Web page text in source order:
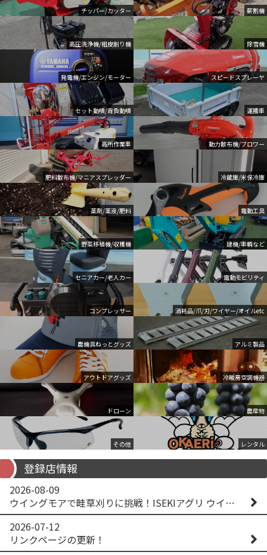
チッパー/カッター 薪割機
高圧洗浄機/粗皮削り機 除雪機
発電機/エンジン/モーター スピードスプレーヤ
セット動噴/背負動噴 運搬車
高所作業車 動力散布機/ブロワー
肥料散布機/マニアスプレッダー 冷蔵庫/米保冷庫
薬剤/薬液/肥料 電動工具
野菜移植機/収穫機 建機/車輌など
セニアカー/老人カー 電動モビリティ
コンプレッサー 消耗品/爪/刃/ワイヤー/オイルetc
農機具ねっとグッズ アルミ製品
アウトドアグッズ 冷暖房空調機器
ドローン 農産物
その他 レンタル
登録店情報
2026-08-09
ウイングモアで畦草刈りに挑戦！ISEKIアグリ ウイングモア WM746AF
2026-07-12
リンクページの更新！